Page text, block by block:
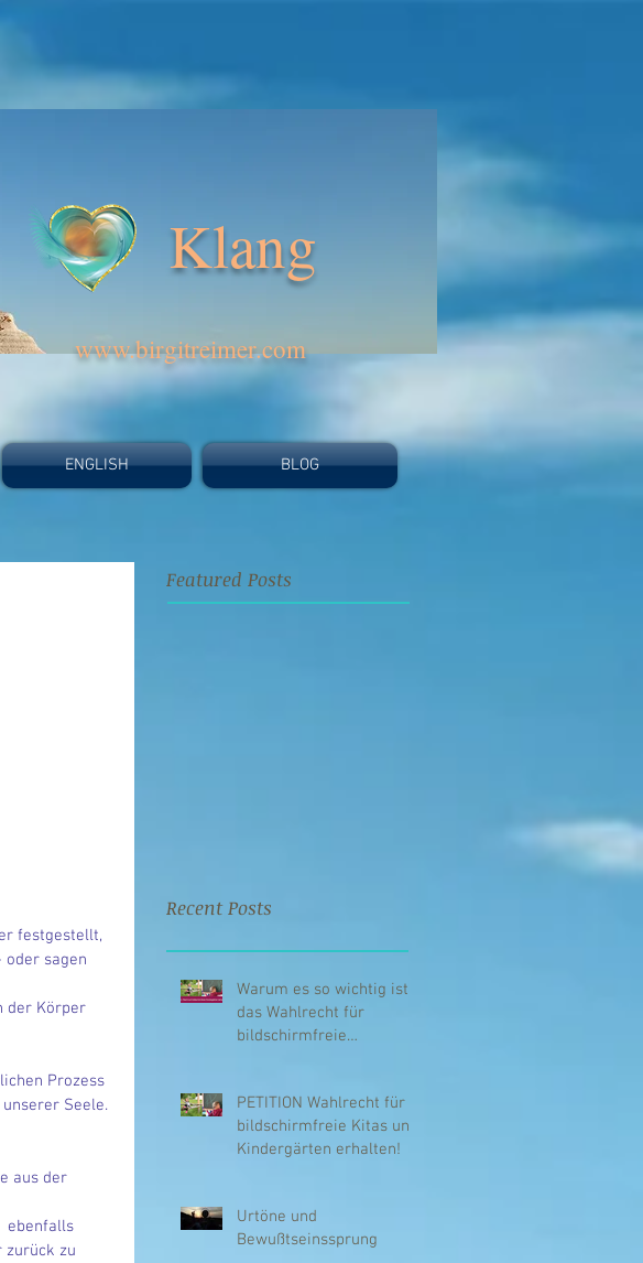
Klang
www.birgitreimer.com
ENGLISH BLOG
festgestellt,
oder sagen
der Körper
Prozess
Seele.
aus der
ebenfalls
zurück zu
Featured Posts
Recent Posts
Warum es so wichtig ist,
das Wahlrecht für
bildschirmfreie
PETITION Wahlrecht für
bildschirmfreie Kitas und
Kindergärten erhalten!
Urtöne und
Bewußtseinssprung